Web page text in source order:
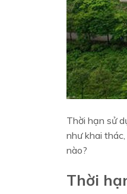
Thời hạn sử
như khai
nào?
Thời